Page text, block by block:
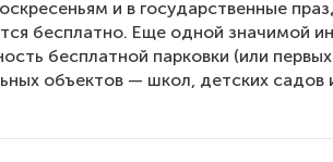
и в государственные
бесплатно. Еще одной значимой
бесплатной парковки (или
объектов — школ, детских садов